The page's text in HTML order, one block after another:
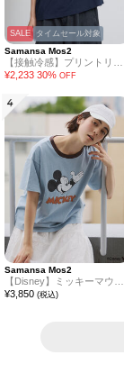
SALE タイムセール対象
Samansa Mos2
¥2,233 30% OFF
Samansa Mos2
【Disney】ミッキーマウス/配色Tシャツ
¥3,850 (税込)